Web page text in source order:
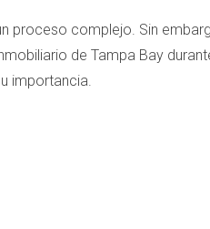
proceso complejo. Sin
de Tampa Bay
importancia.